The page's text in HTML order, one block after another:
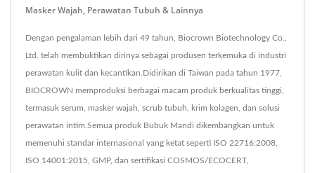
Masker Wajah, Perawatan Tubuh & Lainnya
Dengan pengalaman lebih dari 49 tahun, Biocrown Biotechnology Co.,
Ltd. telah membuktikan dirinya sebagai produsen terkemuka di industri
perawatan kulit dan kecantikan.Didirikan di Taiwan pada tahun 1977,
BIOCROWN memproduksi berbagai macam produk berkualitas tinggi,
termasuk serum, masker wajah, scrub tubuh, krim kolagen, dan solusi
perawatan intim.Semua produk Bubuk Mandi dikembangkan untuk
memenuhi standar internasional yang ketat seperti ISO 22716:2008,
ISO 14001:2015, GMP, dan sertifikasi COSMOS/ECOCERT,